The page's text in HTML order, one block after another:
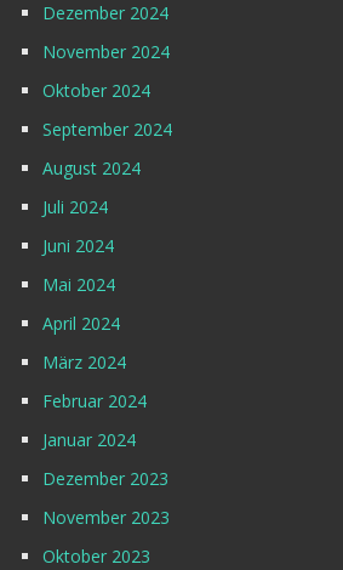
Dezember 2024
November 2024
Oktober 2024
September 2024
August 2024
Juli 2024
Juni 2024
Mai 2024
April 2024
März 2024
Februar 2024
Januar 2024
Dezember 2023
November 2023
Oktober 2023